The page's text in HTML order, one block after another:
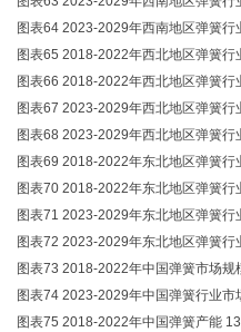
图表64 2023-2029年西南地区弹簧行
图表65 2018-2022年西北地区弹簧行
图表66 2018-2022年西北地区弹簧行
图表67 2023-2029年西北地区弹簧行
图表68 2023-2029年西北地区弹簧行
图表69 2018-2022年东北地区弹簧行
图表70 2018-2022年东北地区弹簧行
图表71 2023-2029年东北地区弹簧行
图表72 2023-2029年东北地区弹簧行
图表73 2018-2022年中国弹簧市场规
图表74 2023-2029年中国弹簧行业市
图表75 2018-2022年中国弹簧产能